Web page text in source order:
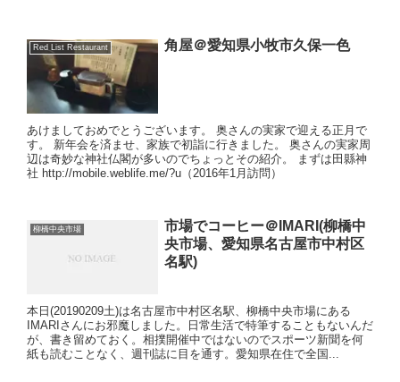
Red List Restaurant 角屋＠愛知県小牧市久保一色
あけましておめでとうございます。 奥さんの実家で迎える正月で
す。 新年会を済ませ、家族で初詣に行きました。 奥さんの実家周
辺は奇妙な神社仏閣が多いのでちょっとその紹介。 まずは田縣神
社 http://mobile.weblife.me/?u（2016年1月訪問）
柳橋中央市場
市場でコーヒー＠IMARI(柳橋中
央市場、愛知県名古屋市中村区
名駅)
本日(20190209土)は名古屋市中村区名駅、柳橋中央市場にある
IMARIさんにお邪魔しました。日常生活で特筆することもないんだ
が、書き留めておく。相撲開催中ではないのでスポーツ新聞を何
紙も読むことなく、週刊誌に目を通す。愛知県在住で全国...